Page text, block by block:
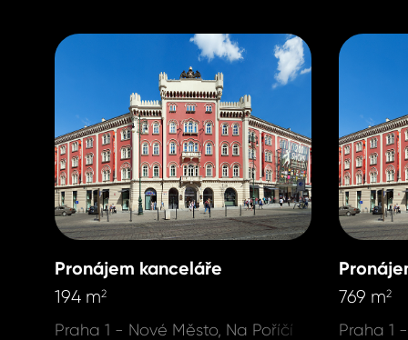
Pronájem kanceláře
194 m2
Praha 1 - Nové Město, Na Poříčí
769 m2
Praha 1